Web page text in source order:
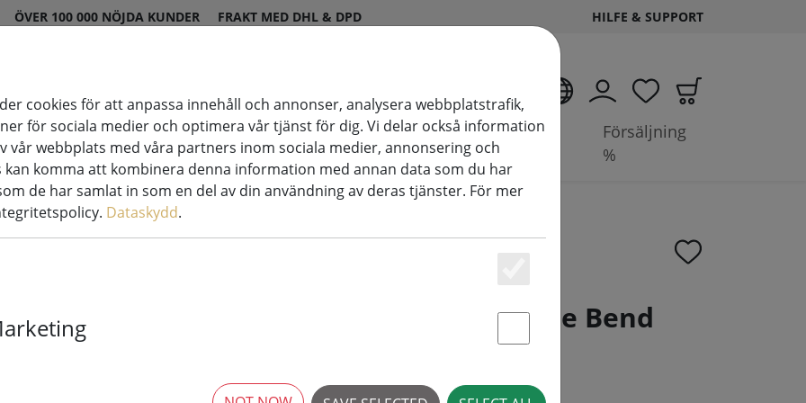
ÖVER 100 000 NÖJDA KUNDER FRAKT MED DHL & DPD HILFE & SUPPORT
Stearinljus
LED
System för
ljussättning
Tillbehör &
batterier
Försäljning
%
Broste Copenhagen Candle Bend
cookies för att anpassa innehåll och annonser, analysera webbplatstrafik,
för sociala medier och optimera vår tjänst för dig. Vi delar också information
vår webbplats med våra partners inom sociala medier, annonsering och
kan komma att kombinera denna information med annan data som du har
de har samlat in som en del av din användning av deras tjänster. För mer
Dataskydd.